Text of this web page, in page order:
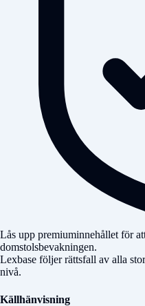
Lås upp premiuminnehållet för
domstolsbevakningen.
Lexbase följer rättsfall av alla
nivå.
Källhänvisning